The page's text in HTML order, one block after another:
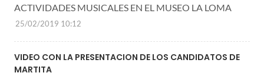
ACTIVIDADES MUSICALES EN EL MUSEO LA LOMA
25/02/2019 10:12
VIDEO CON LA PRESENTACION DE LOS CANDIDATOS DE
MARTITA